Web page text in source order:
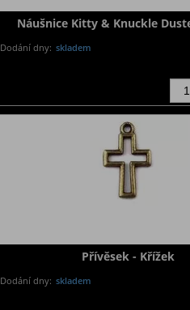
Náušnice Kitty & Knuckle
Dodání dny: skladem
Přívěsek - Křížek
Dodání dny: skladem